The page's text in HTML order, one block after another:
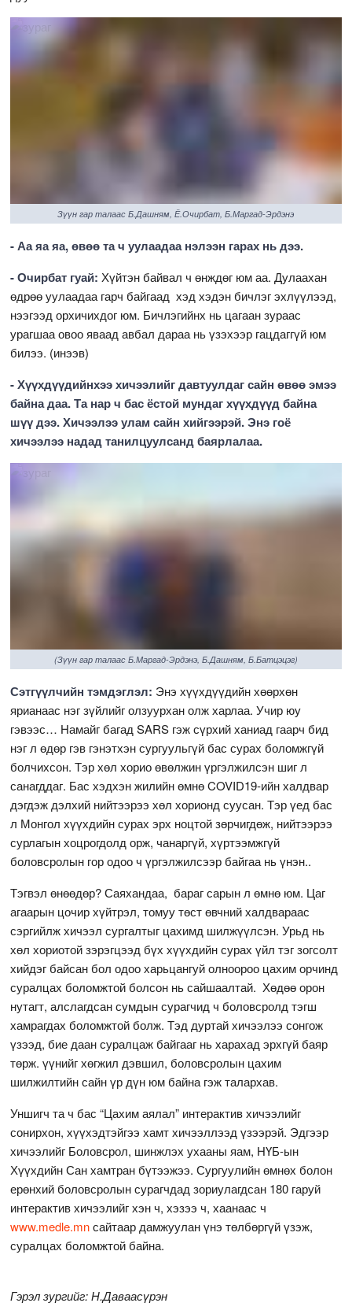
Зүүн гар талаас Б.Дашням, Ё.Очирбат, Б.Маргад-Эрдэнэ
- Аа яа яа, өвөө та ч уулаадаа нэлээн гарах нь дээ.
- Очирбат гуай: Хүйтэн байвал ч өнждөг юм аа. Дулаахан
өдрөө уулаадаа гарч байгаад хэд хэдэн бичлэг эхлүүлээд,
нээгээд орхичихдог юм. Бичлэгийнх нь цагаан зураас
урагшаа овоо яваад авбал дараа нь үзэхээр гацдаггүй юм
билээ. (инээв)
- Хүүхдүүдийнхээ хичээлийг давтуулдаг сайн өвөө эмээ
байна даа. Та нар ч бас ёстой мундаг хүүхдүүд байна
шүү дээ. Хичээлээ улам сайн хийгээрэй. Энэ гоё
хичээлээ надад танилцуулсанд баярлалаа.
(Зүүн гар талаас Б.Маргад-Эрдэнэ, Б.Дашням, Б.Батцэцэг)
Сэтгүүлчийн тэмдэглэл: Энэ хүүхдүүдийн хөөрхөн
ярианаас нэг зүйлийг олзуурхан олж харлаа. Учир юу
гэвээс… Намайг багад SARS гэж сүрхий ханиад гаарч бид
нэг л өдөр гэв гэнэтхэн сургуульгүй бас сурах боломжгүй
болчихсон. Тэр хөл хорио өвөлжин үргэлжилсэн шиг л
санагддаг. Бас хэдхэн жилийн өмнө COVID19-ийн халдвар
дэгдэж дэлхий нийтээрээ хөл хорионд суусан. Тэр үед бас
л Монгол хүүхдийн сурах эрх ноцтой зөрчигдөж, нийтээрээ
сурлагын хоцрогдолд орж, чанаргүй, хүртээмжгүй
боловсролын гор одоо ч үргэлжилсээр байгаа нь үнэн..
Тэгвэл өнөөдөр? Саяхандаа, бараг сарын л өмнө юм. Цаг
агаарын цочир хүйтрэл, томуу төст өвчний халдвараас
сэргийлж хичээл сургалтыг цахимд шилжүүлсэн. Урьд нь
хөл хориотой зэрэгцээд бүх хүүхдийн сурах үйл тэг зогсолт
хийдэг байсан бол одоо харьцангуй олноороо цахим орчинд
суралцах боломжтой болсон нь сайшаалтай. Хөдөө орон
нутагт, алслагдсан сумдын сурагчид ч боловсролд тэгш
хамрагдах боломжтой болж. Тэд дуртай хичээлээ сонгож
үзээд, бие даан суралцаж байгааг нь харахад эрхгүй баяр
төрж. үүнийг хөгжил дэвшил, боловсролын цахим
шилжилтийн сайн үр дүн юм байна гэж талархав.
Уншигч та ч бас “Цахим аялал” интерактив хичээлийг
сонирхон, хүүхэдтэйгээ хамт хичээллээд үзээрэй. Эдгээр
хичээлийг Боловсрол, шинжлэх ухааны яам, НҮБ-ын
Хүүхдийн Сан хамтран бүтээжээ. Сургуулийн өмнөх болон
ерөнхий боловсролын сурагчдад зориулагдсан 180 гаруй
интерактив хичээлийг хэн ч, хэзээ ч, хаанаас ч
www.medle.mnсайтаар дамжуулан үнэ төлбөргүй үзэж,
суралцах боломжтой байна.
Гэрэл зургийг: Н.Даваасүрэн